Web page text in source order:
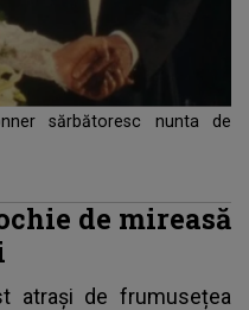
sărbătoresc nunta de
de mireasă
atrași de frumusețea